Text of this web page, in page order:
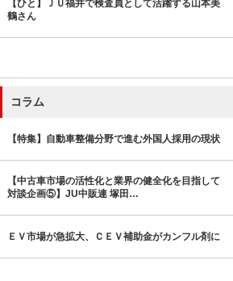
【ひと】ＪＵ福井で検査員として活躍する山本美
鶴さん
コラム
【特集】自動車整備分野で進む外国人採用の現状
【中古車市場の活性化と業界の健全化を目指して
対談企画⑤】JU中販連 塚田…
ＥＶ市場が急拡大、ＣＥＶ補助金がカンフル剤に